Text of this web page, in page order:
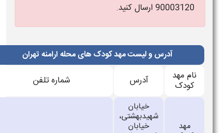
90003120 ارسال کنید.
آدرس و لیست مهد کودک های محله ارامنه تهران
نام مهد
کودک آدرس شماره تلفن
مهد
خیابان
شهیدبهشتی،
خیابان